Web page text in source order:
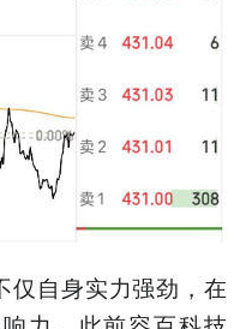
仅自身实力强劲，在